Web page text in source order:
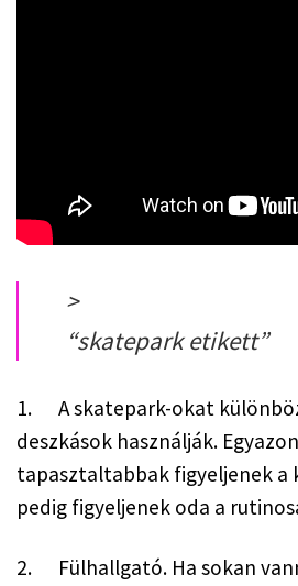
>
“skatepark etikett”
1.      A skatepark-okat
deszkások használják.
tapasztaltabbak figyeljenek a
pedig figyeljenek oda a
2.      Fülhallgató. Ha sokan